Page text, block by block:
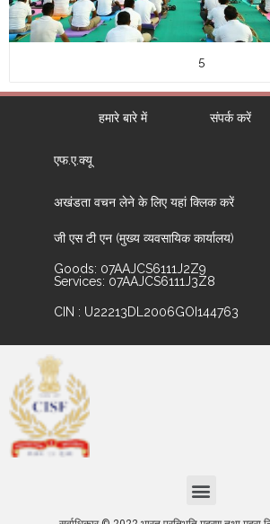
5
हमारे बारे में संपर्क करें
एफ.ए.क्यू
अखंडता वचन लेने के लिए यहां क्लिक करें
जी एस टी एन (मुख्य व्यवसायिक कार्यालय)
Goods: 07AAJCS6111J2Z9
Services: 07AAJCS6111J3Z8
CIN : U22213DL2006GOI144763